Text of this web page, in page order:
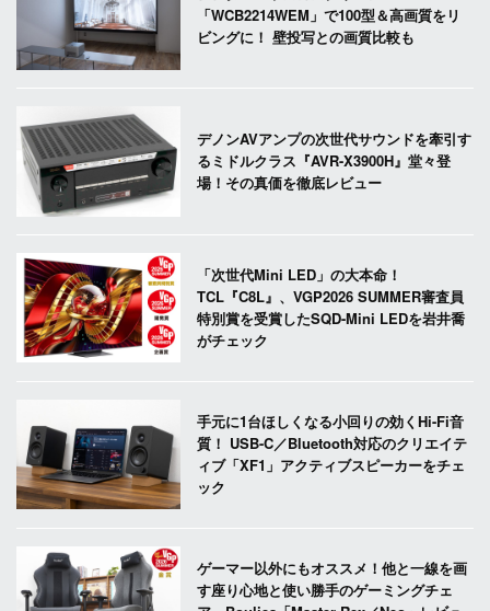
「WCB2214WEM」で100型＆高画質をリ
ビングに！ 壁投写との画質比較も
デノンAVアンプの次世代サウンドを牽引す
るミドルクラス『AVR-X3900H』堂々登
場！その真価を徹底レビュー
「次世代Mini LED」の大本命！
TCL『C8L』、VGP2026 SUMMER審査員
特別賞を受賞したSQD-Mini LEDを岩井喬
がチェック
手元に1台ほしくなる小回りの効くHi-Fi音
質！ USB-C／Bluetooth対応のクリエイテ
ィブ「XF1」アクティブスピーカーをチェ
ック
ゲーマー以外にもオススメ！他と一線を画
す座り心地と使い勝手のゲーミングチェ